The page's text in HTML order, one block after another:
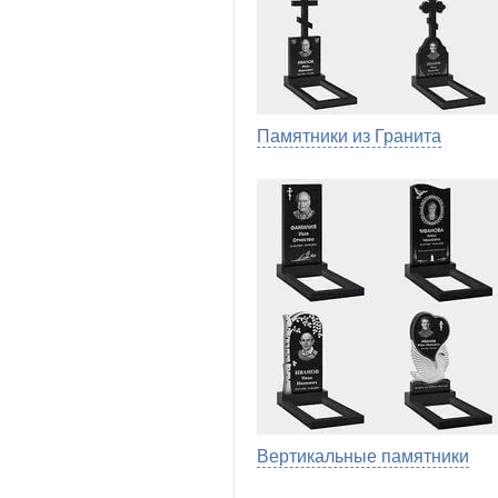
Памятники из Гранита
Вертикальные памятники